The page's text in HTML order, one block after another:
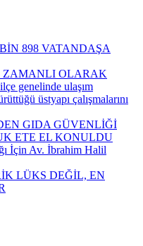
898 VATANDAŞA
ZAMANLI OLARAK
genelinde ulaşım
üstyapı çalışmalarını
GIDA GÜVENLİĞİ
ETE EL KONULDU
İçin Av. İbrahim Halil
LÜKS DEĞİL, EN